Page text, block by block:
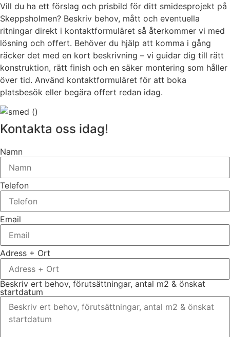
Vill du ha ett förslag och prisbild för ditt smidesprojekt på
Skeppsholmen? Beskriv behov, mått och eventuella
ritningar direkt i kontaktformuläret så återkommer vi med
lösning och offert. Behöver du hjälp att komma i gång
räcker det med en kort beskrivning – vi guidar dig till rätt
konstruktion, rätt finish och en säker montering som håller
över tid. Använd kontaktformuläret för att boka
platsbesök eller begära offert redan idag.
Kontakta oss idag!
Namn
Telefon
Email
Adress + Ort
Beskriv ert behov, förutsättningar, antal m2 & önskat
startdatum